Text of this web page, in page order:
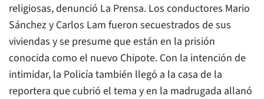
religiosas, denunció La Prensa. Los conductores Mario
Sánchez y Carlos Lam fueron secuestrados de sus
viviendas y se presume que están en la prisión
conocida como el nuevo Chipote. Con la intención de
intimidar, la Policía también llegó a la casa de la
reportera que cubrió el tema y en la madrugada allanó